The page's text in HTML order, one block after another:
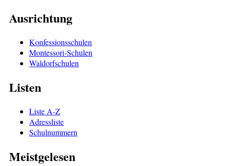
Ausrichtung
Konfessionsschulen
Montessori-Schulen
Waldorfschulen
Listen
Liste A-Z
Adressliste
Schulnummern
Meistgelesen